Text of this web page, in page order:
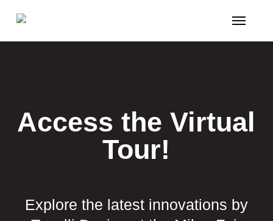
Menu
Access the Virtual
Tour!
Explore the latest innovations by